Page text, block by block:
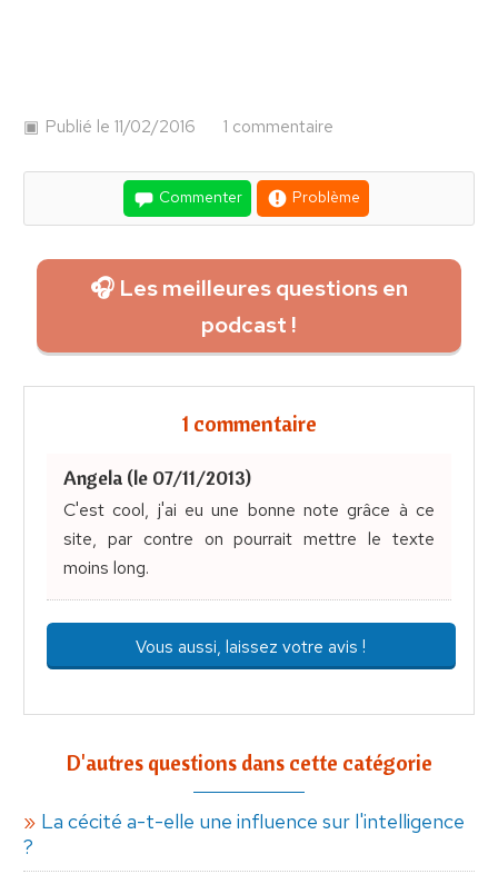
Publié le 11/02/2016 1 commentaire
Commenter Problème
🎧 Les meilleures questions en
podcast !
1 commentaire
Angela (le 07/11/2013)
C'est cool, j'ai eu une bonne note grâce à ce
site, par contre on pourrait mettre le texte
moins long.
Vous aussi, laissez votre avis !
D'autres questions dans cette catégorie
La cécité a-t-elle une influence sur l'intelligence
?